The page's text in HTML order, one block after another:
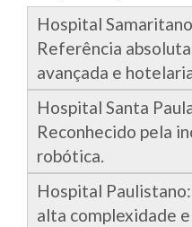
Hospital
Referência
avançada e
Hospital Santa
Reconhecido pela
robótica.
Hospital
alta complexidade